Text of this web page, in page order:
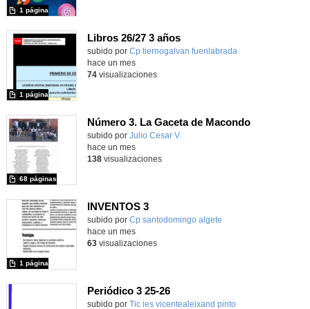
1 página
Libros 26/27 3 años
subido por Cp tiernogalvan fuenlabrada
1 página
hace un mes
74visualizaciones
Número 3. La Gaceta de Macondo
Contenido educativo.
subido por Julio Cesar V.
68 páginas
hace un mes
138visualizaciones
INVENTOS 3
Contenido educativo.
subido por Cp santodomingo algete
1 página
hace un mes
63visualizaciones
Periódico 3 25-26
subido por Tic ies vicentealeixand pinto-